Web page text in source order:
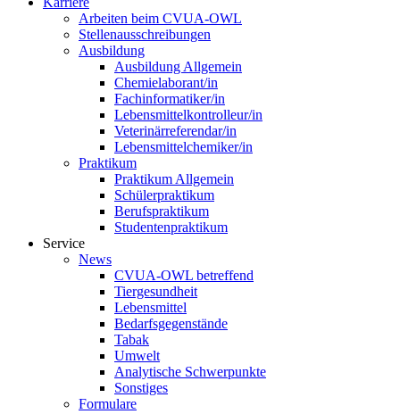
Arbeiten beim CVUA-OWL
Stellenausschreibungen
Ausbildung
Ausbildung Allgemein
Chemielaborant/in
Fachinformatiker/in
Lebensmittelkontrolleur/in
Veterinärreferendar/in
Lebensmittelchemiker/in
Praktikum
Praktikum Allgemein
Schülerpraktikum
Berufspraktikum
Studentenpraktikum
Service
News
CVUA-OWL betreffend
Tiergesundheit
Lebensmittel
Bedarfsgegenstände
Tabak
Umwelt
Analytische Schwerpunkte
Sonstiges
Formulare